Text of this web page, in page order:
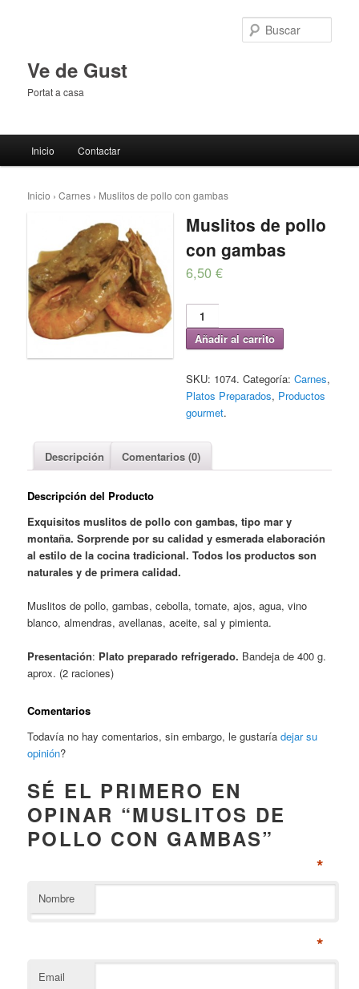
Ve de Gust
Portat a casa
Ir al contenido principal
Ir al contenido secundario
Inicio Contactar
Inicio ›Carnes › Muslitos de pollo con gambas
Muslitos de pollo
con gambas
6,50 €
Añadir al carrito
SKU: 1074. Categoría: Carnes,
Platos Preparados, Productos
gourmet.
Descripción Comentarios (0)
Descripción del Producto
Exquisitos muslitos de pollo con gambas, tipo mar y
montaña. Sorprende por su calidad y esmeradaelaboración
al estilode la cocina tradicional. Todos los productos son
naturales y de primera calidad.
Muslitos de pollo, gambas, cebolla, tomate, ajos, agua, vino
blanco, almendras, avellanas, aceite, sal y pimienta.
Presentación: Plato preparado refrigerado. Bandeja de 400 g.
aprox. (2 raciones)
Comentarios
Todavía no hay comentarios, sin embargo, le gustaría dejar su
opinión?
SÉ EL PRIMERO EN
OPINAR “MUSLITOS DE
POLLO CON GAMBAS”
Nombre
*
Email
*